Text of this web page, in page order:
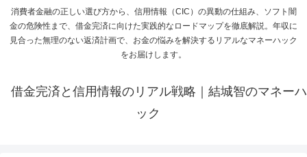
消費者金融の正しい選び方から、信用情報（CIC）の異動の仕組み、ソフト闇
金の危険性まで、借金完済に向けた実践的なロードマップを徹底解説。年収に
見合った無理のない返済計画で、お金の悩みを解決するリアルなマネーハック
をお届けします。
借金完済と信用情報のリアル戦略｜結城智のマネーハ
ック